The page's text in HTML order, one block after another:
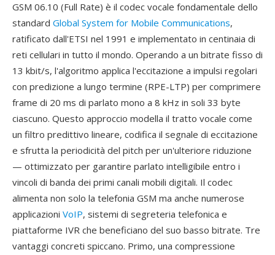
GSM 06.10 (Full Rate) è il codec vocale fondamentale dello
standard Global System for Mobile Communications,
ratificato dall'ETSI nel 1991 e implementato in centinaia di
reti cellulari in tutto il mondo. Operando a un bitrate fisso di
13 kbit/s, l'algoritmo applica l'eccitazione a impulsi regolari
con predizione a lungo termine (RPE-LTP) per comprimere
frame di 20 ms di parlato mono a 8 kHz in soli 33 byte
ciascuno. Questo approccio modella il tratto vocale come
un filtro predittivo lineare, codifica il segnale di eccitazione
e sfrutta la periodicità del pitch per un'ulteriore riduzione
— ottimizzato per garantire parlato intelligibile entro i
vincoli di banda dei primi canali mobili digitali. Il codec
alimenta non solo la telefonia GSM ma anche numerose
applicazioni VoIP, sistemi di segreteria telefonica e
piattaforme IVR che beneficiano del suo basso bitrate. Tre
vantaggi concreti spiccano. Primo, una compressione